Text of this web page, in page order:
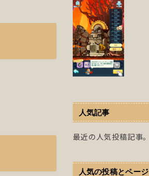
人気記事
最近の人気投稿記事。
人気の投稿とページ